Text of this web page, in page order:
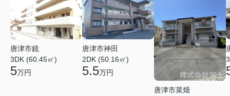
唐津市鏡
3DK (60.45㎡)
5万円
唐津市神田
2DK (50.16㎡)
5.5万円
唐津市菜畑